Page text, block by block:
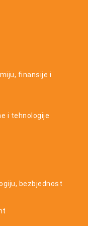
finansije i
i tehnologije
bezbjednost